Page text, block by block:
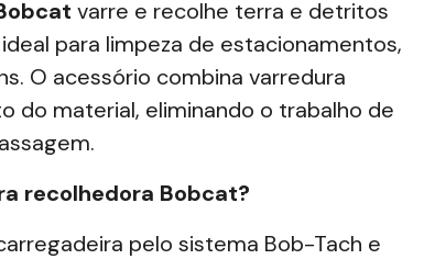
varre e recolhe terra e detritos
para limpeza de estacionamentos,
. O acessório combina varredura
do material, eliminando o trabalho de
recolhedora Bobcat?
regadeira pelo sistema Bob-Tach e